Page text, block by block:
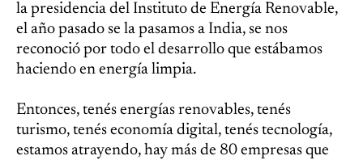
la presidencia del Instituto de Energía Renovable,
el año pasado se la pasamos a India, se nos
reconoció por todo el desarrollo que estábamos
haciendo en energía limpia.
Entonces, tenés energías renovables, tenés
turismo, tenés economía digital, tenés tecnología,
estamos atrayendo, hay más de 80 empresas que